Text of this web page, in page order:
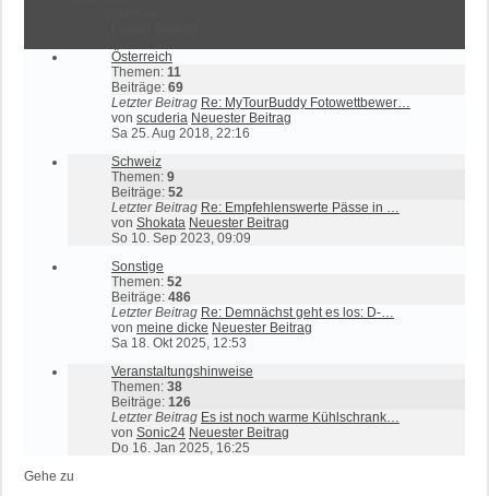
Österreich
Themen: 11
Beiträge: 69
Letzter Beitrag Re: MyTourBuddy Fotowettbewer…
von scuderia Neuester Beitrag
Sa 25. Aug 2018, 22:16
Schweiz
Themen: 9
Beiträge: 52
Letzter Beitrag Re: Empfehlenswerte Pässe in …
von Shokata Neuester Beitrag
So 10. Sep 2023, 09:09
Sonstige
Themen: 52
Beiträge: 486
Letzter Beitrag Re: Demnächst geht es los: D-…
von meine dicke Neuester Beitrag
Sa 18. Okt 2025, 12:53
Veranstaltungshinweise
Themen: 38
Beiträge: 126
Letzter Beitrag Es ist noch warme Kühlschrank…
von Sonic24 Neuester Beitrag
Do 16. Jan 2025, 16:25
Gehe zu